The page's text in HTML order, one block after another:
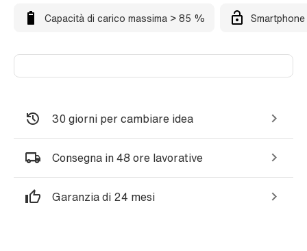
Capacità di carico massima > 85 %
30 giorni per cambiare idea
Consegna in 48 ore lavorative
Garanzia di 24 mesi